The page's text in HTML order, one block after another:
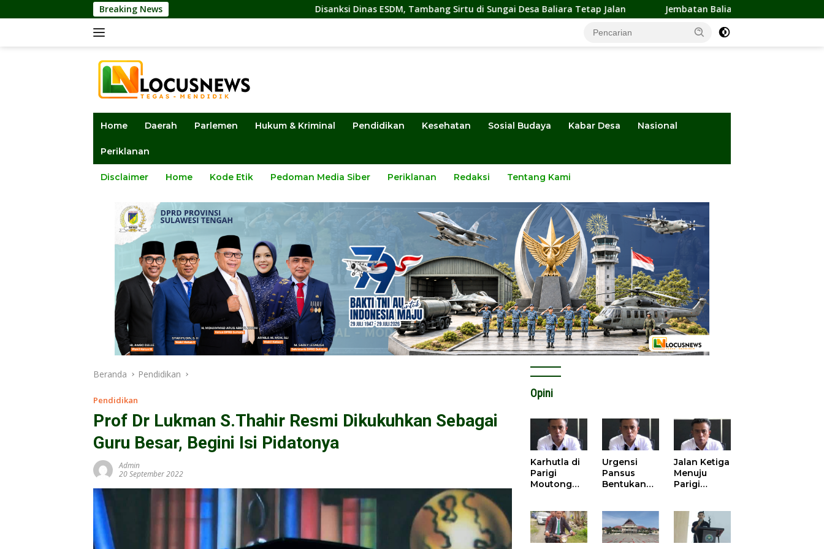
ke
Breaking News Disanksi Dinas ESDM, Tambang Sirtu di Sungai Desa Baliara Tetap Jalan Jembatan Baliara-Parigimpu’u Terancam Amblas, Warga
Home Daerah Parlemen Hukum & Kriminal Pendidikan Kesehatan Sosial Budaya Kabar Desa Nasional
Periklanan
Disclaimer Home Kode Etik Pedoman Media Siber Periklanan Redaksi Tentang Kami
Beranda Pendidikan
Pendidikan
Prof Dr Lukman S.Thahir Resmi Dikukuhkan Sebagai
Guru Besar, Begini Isi Pidatonya
Admin
20 September 2022
Opini
Karhutla di
Parigi
Moutong
Tantangan
Tata Kelola
Mitigasi
Urgensi
Pansus
Bentukan
Kisruh
Pengusulan
52 Titik
Jalan Ketiga
Menuju
Parigi
Beradab